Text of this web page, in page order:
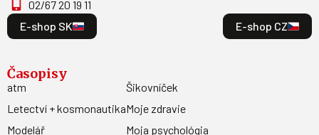
02/67 20 19 11
E-shop SK
E-shop CZ
Časopisy
atm
Letectví + kosmonautika
Modelář
Šikovníček
Moje zdravie
Moja psychológia